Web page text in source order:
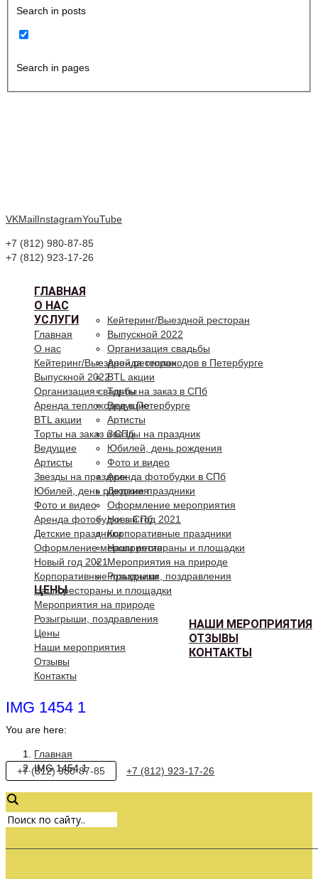
Search in posts
Search in pages
VKMailInstagramYouTube
+7 (812) 980-87-85
+7 (812) 923-17-26
ГЛАВНАЯ
О НАС
УСЛУГИ
Кейтеринг/Выездной ресторан
Выпускной 2022
Организация свадьбы
Аренда теплоходов в Петербурге
BTL акции
Торты на заказ в СПб
Ведущие
Артисты
Звезды на праздник
Юбилей, день рождения
Фото и видео
Аренда фотобудки в СПб
Детские праздники
Оформление мероприятия
Новый год 2021
Корпоративные праздники
Наши рестораны и площадки
Мероприятия на природе
Розыгрыши, поздравления
ЦЕНЫ
НАШИ МЕРОПРИЯТИЯ
ОТЗЫВЫ
КОНТАКТЫ
Главная
О нас
Кейтеринг/Выездной ресторан
Выпускной 2022
Организация свадьбы
Аренда теплоходов в Петербурге
BTL акции
Торты на заказ в СПб
Ведущие
Артисты
Звезды на праздник
Юбилей, день рождения
Фото и видео
Аренда фотобудки в СПб
Детские праздники
Оформление мероприятия
Новый год 2021
Корпоративные праздники
Наши рестораны и площадки
Мероприятия на природе
Розыгрыши, поздравления
Цены
Наши мероприятия
Отзывы
Контакты
IMG 1454 1
You are here:
Главная
IMG 1454 1
+7 (812) 980-87-85 +7 (812) 923-17-26